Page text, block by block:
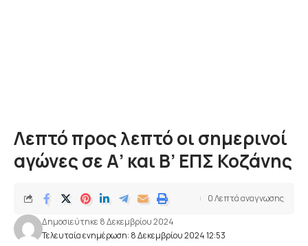
Λεπτό προς λεπτό οι σημερινοί
αγώνες σε Α’ και Β’ ΕΠΣ Κοζάνης
Τελευταία ενημέρωση: 8 Δεκεμβρίου 2024 12:53
Δημοσιεύτηκε 8 Δεκεμβρίου 2024
0 Λεπτά αναγνωσης